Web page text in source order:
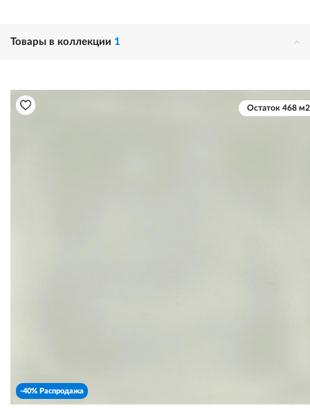
Товары в коллекции 1
Остаток 468 м2
-40% Распродажа